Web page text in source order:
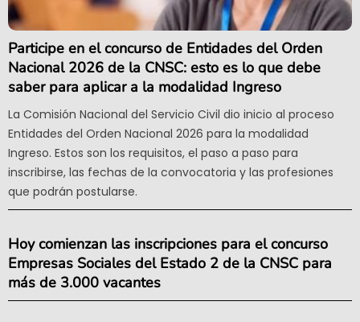
Participe en el concurso de Entidades del Orden
Nacional 2026 de la CNSC: esto es lo que debe
saber para aplicar a la modalidad Ingreso
La Comisión Nacional del Servicio Civil dio inicio al proceso
Entidades del Orden Nacional 2026 para la modalidad
Ingreso. Estos son los requisitos, el paso a paso para
inscribirse, las fechas de la convocatoria y las profesiones
que podrán postularse.
Hoy comienzan las inscripciones para el concurso
Empresas Sociales del Estado 2 de la CNSC para
más de 3.000 vacantes